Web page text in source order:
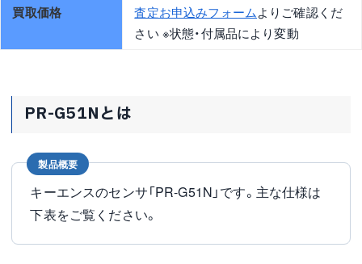
買取価格 査定お申込みフォームよりご確認くだ
さい ※状態・付属品により変動
PR-G51Nとは
製品概要
キーエンスのセンサ「PR-G51N」です。主な仕様は
下表をご覧ください。